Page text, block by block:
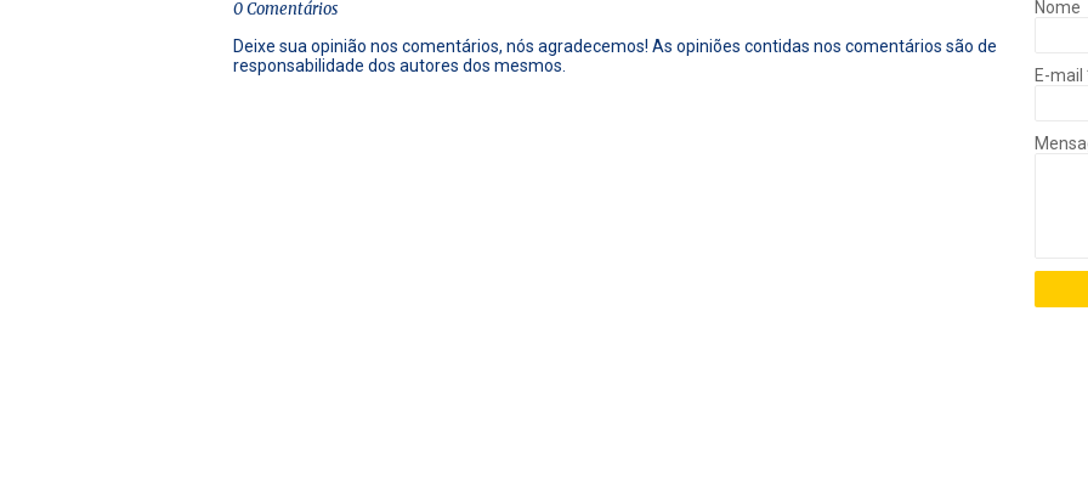
0 Comentários
Deixe sua opinião nos comentários, nós agradecemos! As opiniões contidas nos comentários são de
responsabilidade dos autores dos mesmos.
Nome
E-mail